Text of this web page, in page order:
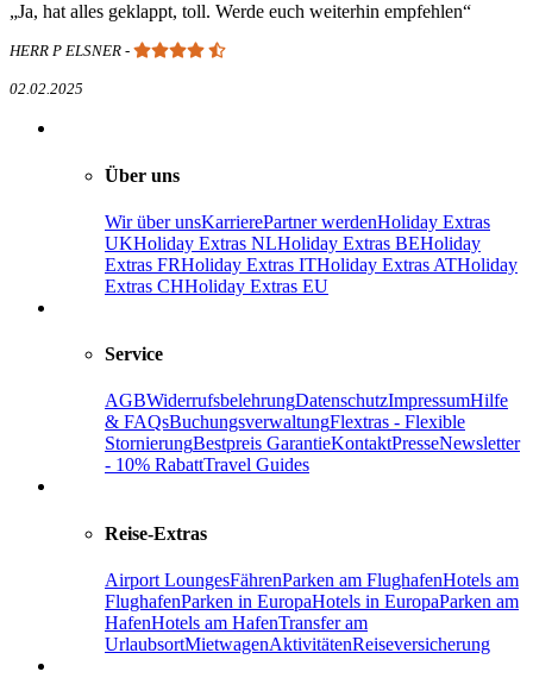
Ja, hat alles geklappt, toll. Werde euch weiterhin empfehlen
HERR P ELSNER -
02.02.2025
Über uns
Wir über unsKarrierePartner werdenHoliday Extras
UKHoliday Extras NLHoliday Extras BEHoliday
Extras FRHoliday Extras ITHoliday Extras ATHoliday
Extras CHHoliday Extras EU
Service
AGBWiderrufsbelehrungDatenschutzImpressumHilfe
& FAQsBuchungsverwaltungFlextras - Flexible
StornierungBestpreis GarantieKontaktPresseNewsletter
- 10% RabattTravel Guides
Reise-Extras
Airport LoungesFährenParken am FlughafenHotels am
FlughafenParken in EuropaHotels in EuropaParken am
HafenHotels am HafenTransfer am
UrlaubsortMietwagenAktivitätenReiseversicherung